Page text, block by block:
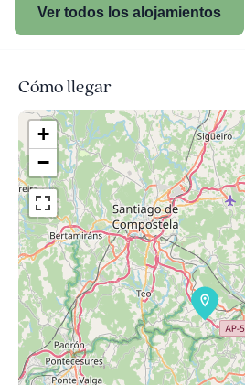
Ver todos los alojamientos
Cómo llegar
+
−